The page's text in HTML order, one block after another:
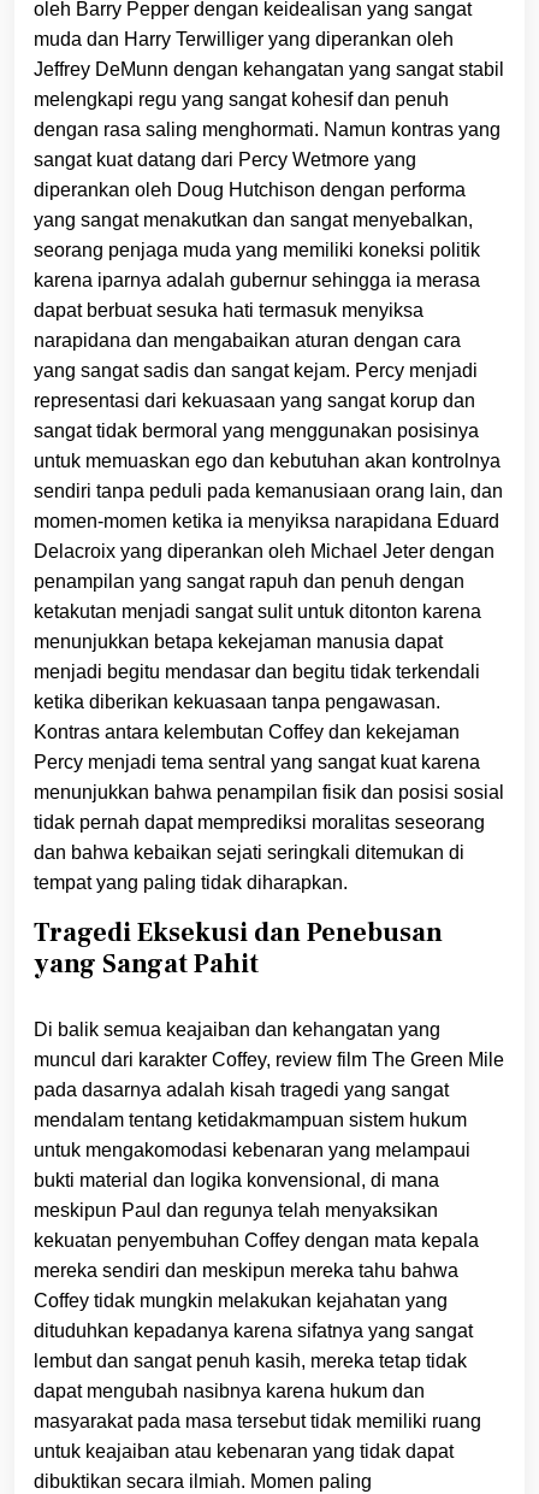
oleh Barry Pepper dengan keidealisan yang sangat
muda dan Harry Terwilliger yang diperankan oleh
Jeffrey DeMunn dengan kehangatan yang sangat stabil
melengkapi regu yang sangat kohesif dan penuh
dengan rasa saling menghormati. Namun kontras yang
sangat kuat datang dari Percy Wetmore yang
diperankan oleh Doug Hutchison dengan performa
yang sangat menakutkan dan sangat menyebalkan,
seorang penjaga muda yang memiliki koneksi politik
karena iparnya adalah gubernur sehingga ia merasa
dapat berbuat sesuka hati termasuk menyiksa
narapidana dan mengabaikan aturan dengan cara
yang sangat sadis dan sangat kejam. Percy menjadi
representasi dari kekuasaan yang sangat korup dan
sangat tidak bermoral yang menggunakan posisinya
untuk memuaskan ego dan kebutuhan akan kontrolnya
sendiri tanpa peduli pada kemanusiaan orang lain, dan
momen-momen ketika ia menyiksa narapidana Eduard
Delacroix yang diperankan oleh Michael Jeter dengan
penampilan yang sangat rapuh dan penuh dengan
ketakutan menjadi sangat sulit untuk ditonton karena
menunjukkan betapa kekejaman manusia dapat
menjadi begitu mendasar dan begitu tidak terkendali
ketika diberikan kekuasaan tanpa pengawasan.
Kontras antara kelembutan Coffey dan kekejaman
Percy menjadi tema sentral yang sangat kuat karena
menunjukkan bahwa penampilan fisik dan posisi sosial
tidak pernah dapat memprediksi moralitas seseorang
dan bahwa kebaikan sejati seringkali ditemukan di
tempat yang paling tidak diharapkan.
Tragedi Eksekusi dan Penebusan
yang Sangat Pahit
Di balik semua keajaiban dan kehangatan yang
muncul dari karakter Coffey, review film The Green Mile
pada dasarnya adalah kisah tragedi yang sangat
mendalam tentang ketidakmampuan sistem hukum
untuk mengakomodasi kebenaran yang melampaui
bukti material dan logika konvensional, di mana
meskipun Paul dan regunya telah menyaksikan
kekuatan penyembuhan Coffey dengan mata kepala
mereka sendiri dan meskipun mereka tahu bahwa
Coffey tidak mungkin melakukan kejahatan yang
dituduhkan kepadanya karena sifatnya yang sangat
lembut dan sangat penuh kasih, mereka tetap tidak
dapat mengubah nasibnya karena hukum dan
masyarakat pada masa tersebut tidak memiliki ruang
untuk keajaiban atau kebenaran yang tidak dapat
dibuktikan secara ilmiah. Momen paling